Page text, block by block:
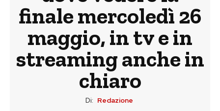
finale mercoledì 26
maggio, in tv e in
streaming anche in
chiaro
Di: Redazione